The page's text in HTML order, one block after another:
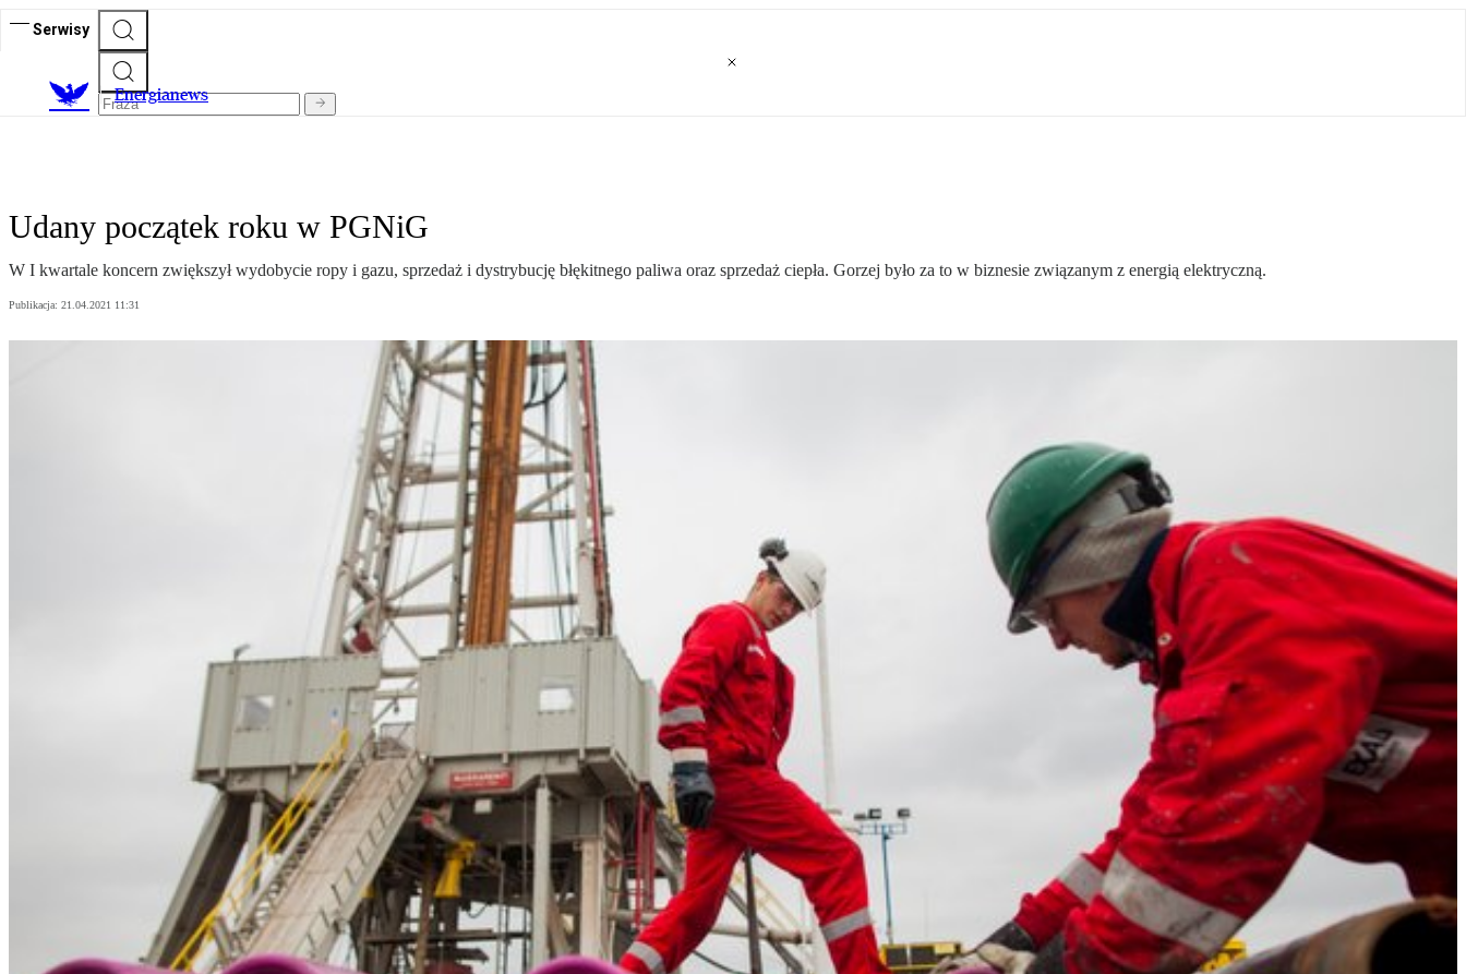
Serwisy
Energianews
Udany początek roku w PGNiG
W I kwartale koncern zwiększył wydobycie ropy i gazu, sprzedaż i dystrybucję błękitnego paliwa oraz sprzedaż ciepła. Gorzej było za to w biznesie związanym z energią elektryczną.
Publikacja: 21.04.2021 11:31